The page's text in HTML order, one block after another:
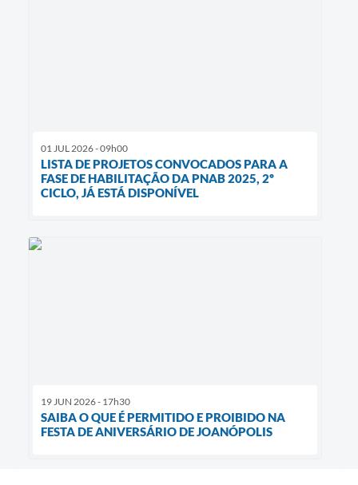
01 JUL 2026 - 09h00
LISTA DE PROJETOS CONVOCADOS PARA A
FASE DE HABILITAÇÃO DA PNAB 2025, 2º
CICLO, JÁ ESTÁ DISPONÍVEL
19 JUN 2026 - 17h30
SAIBA O QUE É PERMITIDO E PROIBIDO NA
FESTA DE ANIVERSÁRIO DE JOANÓPOLIS